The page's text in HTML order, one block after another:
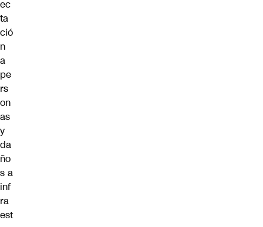
ec
ta
ció
n
a
pe
rs
on
as
y
da
ño
s a
inf
ra
est